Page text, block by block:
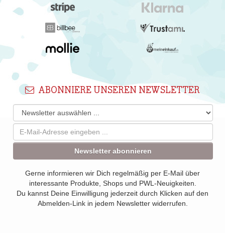
ABONNIERE UNSEREN NEWSLETTER
Newsletter abonnieren
Gerne informieren wir Dich regelmäßig per E-Mail über
interessante Produkte, Shops und PWL-Neuigkeiten.
Du kannst Deine Einwilligung jederzeit durch Klicken auf den
Abmelden-Link in jedem Newsletter widerrufen.